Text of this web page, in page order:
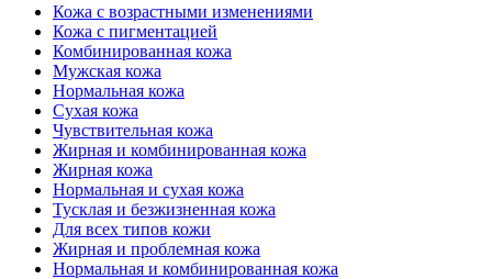
Кожа с возрастными изменениями
Кожа с пигментацией
Комбинированная кожа
Мужская кожа
Нормальная кожа
Сухая кожа
Чувствительная кожа
Жирная и комбинированная кожа
Жирная кожа
Нормальная и сухая кожа
Тусклая и безжизненная кожа
Для всех типов кожи
Жирная и проблемная кожа
Нормальная и комбинированная кожа